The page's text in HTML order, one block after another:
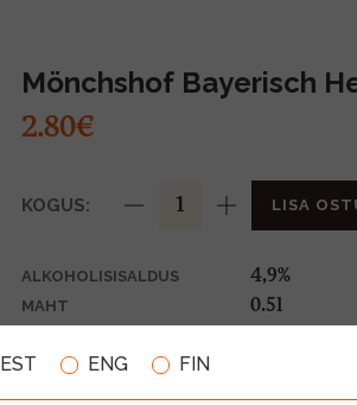
EST ENG FIN
Mönchshof Bayerisch
2.80€
KOGUS: LISA
ALKOHOLISISALDUS 4,9%
MAHT 0.5l
TOOTE LIIK
PANT